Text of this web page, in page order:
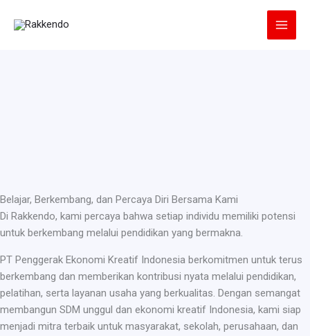
Belajar, Berkembang, dan Percaya Diri Bersama Kami
Di Rakkendo, kami percaya bahwa setiap individu memiliki potensi
untuk berkembang melalui pendidikan yang bermakna.
PT Penggerak Ekonomi Kreatif Indonesia berkomitmen untuk terus
berkembang dan memberikan kontribusi nyata melalui pendidikan,
pelatihan, serta layanan usaha yang berkualitas. Dengan semangat
membangun SDM unggul dan ekonomi kreatif Indonesia, kami siap
menjadi mitra terbaik untuk masyarakat, sekolah, perusahaan, dan